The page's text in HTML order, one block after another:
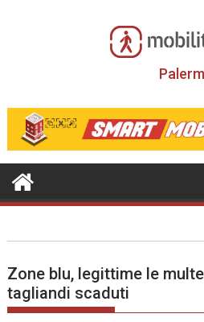
Zone blu, legittime le
tagliandi scaduti